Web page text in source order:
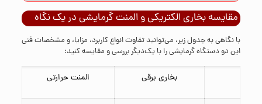
مقایسه بخاری الکتریکی و المنت گرمایشی در یک نگاه
با نگاهی به جدول زیر، می‌توانید تفاوت انواع کاربرد، مزایا، و مشخصات فنی
این دو دستگاه گرمایشی را با یک‌دیگر بررسی و مقایسه کنید:
بخاری برقی المنت حرارتی